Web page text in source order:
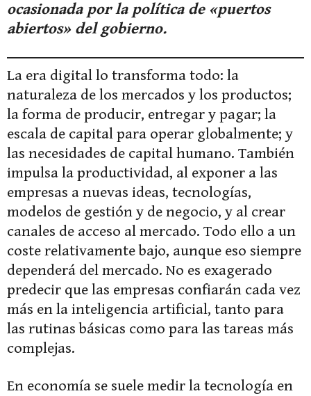
ocasionada por la política de «puertos
abiertos» del gobierno.
La era digital lo transforma todo: la
naturaleza de los mercados y los productos;
la forma de producir, entregar y pagar; la
escala de capital para operar globalmente; y
las necesidades de capital humano. También
impulsa la productividad, al exponer a las
empresas a nuevas ideas, tecnologías,
modelos de gestión y de negocio, y al crear
canales de acceso al mercado. Todo ello a un
coste relativamente bajo, aunque eso siempre
dependerá del mercado. No es exagerado
predecir que las empresas confiarán cada vez
más en la inteligencia artificial, tanto para
las rutinas básicas como para las tareas más
complejas.
En economía se suele medir la tecnología en